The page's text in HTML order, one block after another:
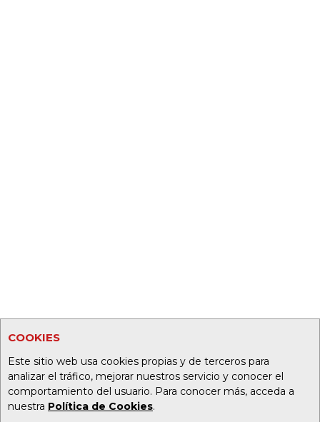
COOKIES
Este sitio web usa cookies propias y de terceros para
analizar el tráfico, mejorar nuestros servicio y conocer el
comportamiento del usuario. Para conocer más, acceda a
nuestra Política de Cookies.